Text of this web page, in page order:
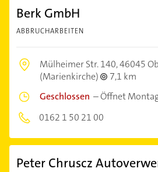
Berk GmbH
ABBRUCHARBEITEN
Mülheimer Str. 140,46045
(Marienkirche)
7,1 km
Geschlossen –Öffnet
0162 1 50 21 00
Peter Chruscz